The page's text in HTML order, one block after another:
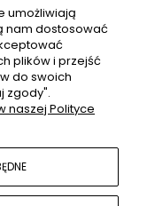
umożliwiają
nam dostosować
plików i przejść
do swoich
zgody".
naszej Polityce